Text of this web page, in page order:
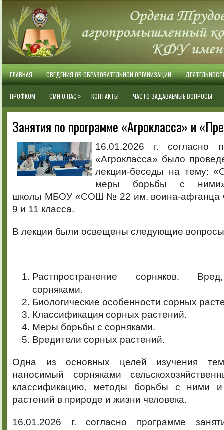
ГЛАВНАЯ СВЕДЕНИЯ ОБ ОБРАЗОВАТЕЛЬНОЙ ОРГАНИЗАЦИИ
ПРОФКОМ СМИ О НАС » КОНТАКТЫ ЧАСТО ЗАДАВАЕМЫЕ ВОПРОСЫ
Занятия по программе «Агрокласса» и
16.01.2026 г. согласно
«Агрокласса» было
лекции-беседы на тему:
меры борьбы с
школы МБОУ «СОШ № 22 им. воина-афганца
9 и 11 класса.
В лекции были освещены следующие
Растпространение сорняков.
сорняками.
Биологические особенности сорных
Классификация сорных растений.
Меры борьбы с сорняками.
Вредители сорных растений.
Одна из основных целей изучения
наносимый сорняками
классификацию, методы борьбы с ними
растений в природе и жизни человека.
16.01.2026 г. согласно программе